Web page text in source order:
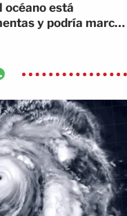
océano está
y podría marcar